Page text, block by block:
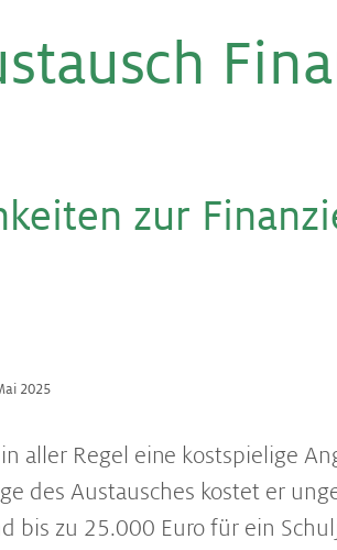
zur
2025
aller Regel eine kostspielige
des Austausches kostet er
bis zu 25.000 Euro für ein